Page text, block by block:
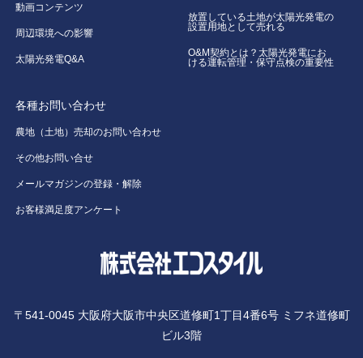
動画コンテンツ
周辺環境への影響
太陽光発電Q&A
放置している土地が太陽光発電の
設置用地として売れる
O&M契約とは？太陽光発電にお
ける運転管理・保守点検の重要性
各種お問い合わせ
農地（土地）売却のお問い合わせ
その他お問い合せ
メールマガジンの登録・解除
お客様満足度アンケート
〒541-0045 大阪府大阪市中央区道修町1丁目4番6号 ミフネ道修町
ビル3階